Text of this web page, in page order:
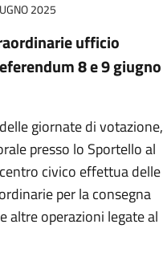
2025
ufficio
8 e 9 giugno
giornate di votazione,
presso lo Sportello al
civico effettua delle
per la consegna
altre operazioni legate al